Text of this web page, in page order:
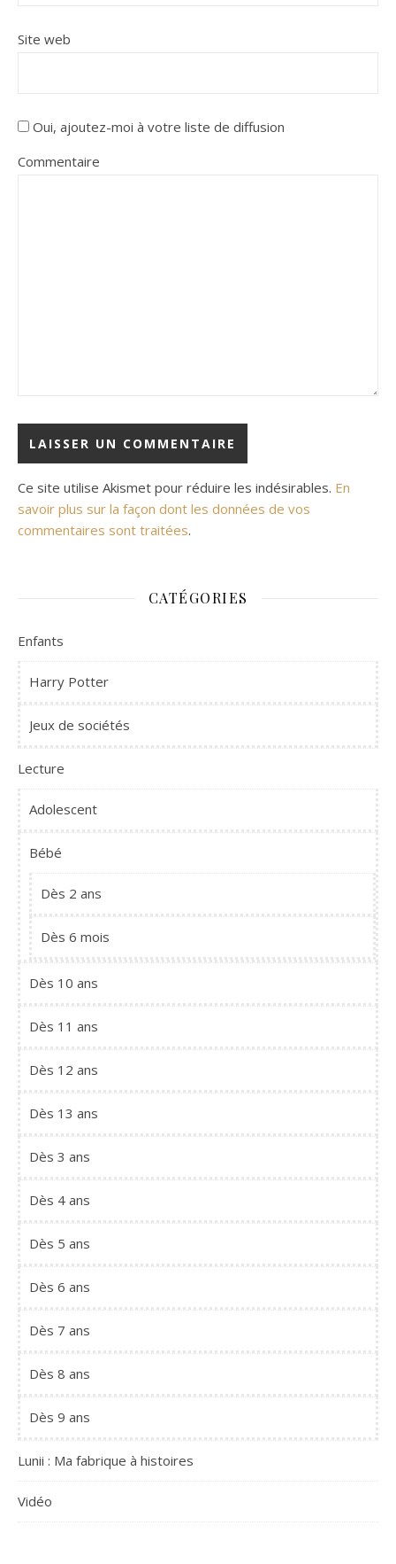
Site web
Oui, ajoutez-moi à votre liste de diffusion
Commentaire
Ce site utilise Akismet pour réduire les indésirables. En
savoir plus sur la façon dont les données de vos
commentaires sont traitées.
CATÉGORIES
Enfants
Harry Potter
Jeux de sociétés
Lecture
Adolescent
Bébé
Dès 2 ans
Dès 6 mois
Dès 10 ans
Dès 11 ans
Dès 12 ans
Dès 13 ans
Dès 3 ans
Dès 4 ans
Dès 5 ans
Dès 6 ans
Dès 7 ans
Dès 8 ans
Dès 9 ans
Lunii : Ma fabrique à histoires
Vidéo